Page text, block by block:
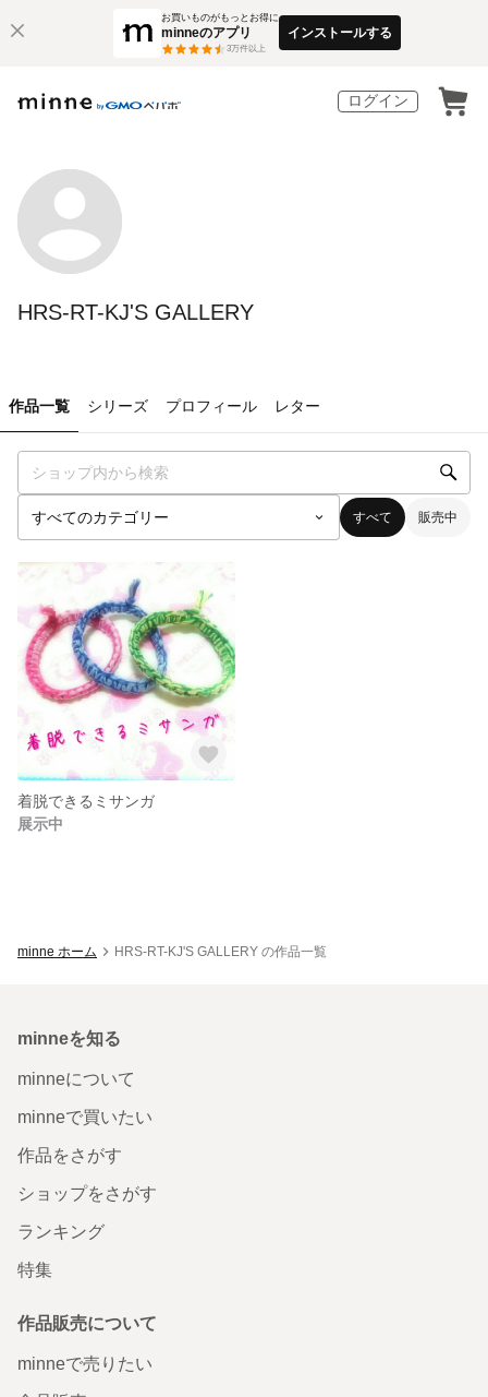
お買いものがもっとお得に
minneのアプリ
3万件以上
インストールする
ログイン
HRS-RT-KJ'S GALLERY
作品一覧 シリーズ プロフィール レター
すべて 販売中
着脱できるミサンガ
展示中
minne ホーム HRS-RT-KJ'S GALLERY の作品一覧
minneを知る
minneについて
minneで買いたい
作品をさがす
ショップをさがす
ランキング
特集
作品販売について
minneで売りたい